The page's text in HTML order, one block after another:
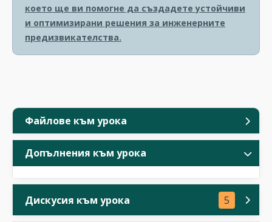
Файлове към урока
Допълнения към урока
Дискусия към урока 5
което ще ви помогне да създадете устойчиви
и оптимизирани решения за инженерните
предизвикателства.